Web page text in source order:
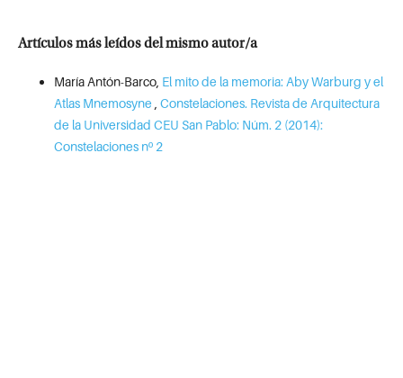
Artículos más leídos del mismo autor/a
María Antón-Barco, El mito de la memoria: Aby Warburg y el
Atlas Mnemosyne Constelaciones. Revista de Arquitectura
de la Universidad CEU San Pablo: Núm. 2 (2014):
Constelaciones nº 2